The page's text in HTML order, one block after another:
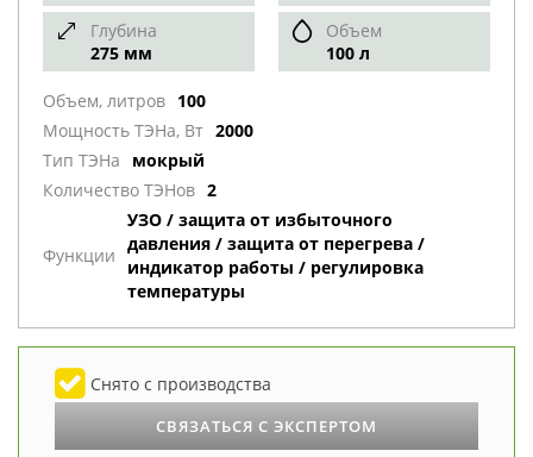
Глубина
275 мм
Объем
100 л
Объем, литров 100
Мощность ТЭНа, Вт 2000
Тип ТЭНа
мокрый
Количество ТЭНов 2
Функции
УЗО / защита от избыточного
давления / защита от перегрева /
индикатор работы / регулировка
температуры
Снято с производства
СВЯЗАТЬСЯ С ЭКСПЕРТОМ